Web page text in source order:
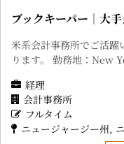
ブックキーパー｜大
米系会計事務所でご活躍
ります。 勤務地：New
経理
会計事務所
フルタイム
ニュージャージー州